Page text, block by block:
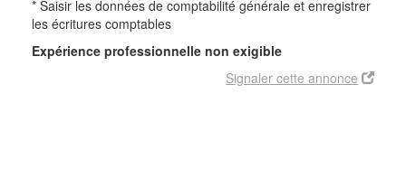
* Saisir les données de comptabilité générale et enregistrer
les écritures comptables
Expérience professionnelle non exigible
Signaler cette annonce